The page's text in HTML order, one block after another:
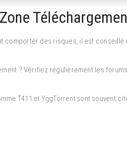
des risques, il est conseillé
? Vérifiez régulièrement les
T411 et YggTorrent sont souvent